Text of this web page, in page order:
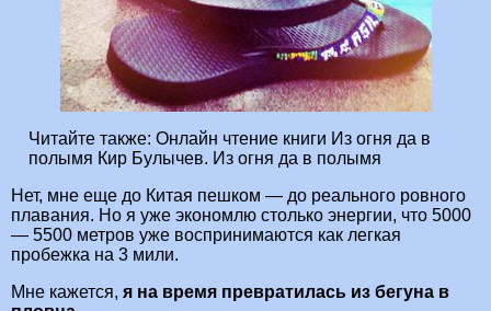
Читайте также: Онлайн чтение книги Из огня да в
полымя Кир Булычев. Из огня да в полымя
Нет, мне еще до Китая пешком — до реального ровного
плавания. Но я уже экономлю столько энергии, что 5000
— 5500 метров уже воспринимаются как легкая
пробежка на 3 мили.
Мне кажется, я на время превратилась из бегуна в